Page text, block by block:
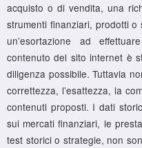
acquisto o di vendita, una
strumenti finanziari, prodotti o
un’esortazione ad
contenuto del sito internet è
diligenza possibile. Tuttavia
correttezza, l’esattezza, la
contenuti proposti. I dati
sui mercati finanziari, le
test storici o strategie, non